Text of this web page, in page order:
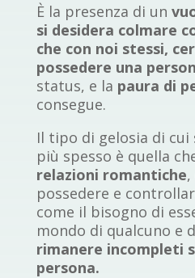
È la presenza di un
si desidera colmare
che con noi stessi,
possedere una
status, e la paura di
consegue.
Il tipo di gelosia di
più spesso è quella
relazioni romantiche
possedere e
come il bisogno di
mondo di qualcuno e
rimanere incompleti
persona.